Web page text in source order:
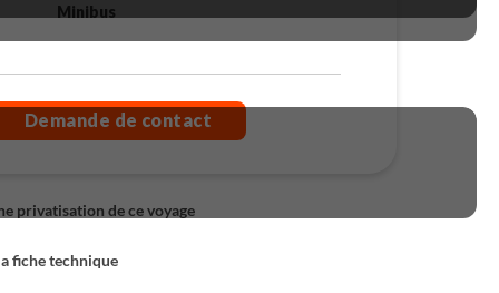
Minibus
Demande de contact
privatisation de ce voyage
fiche technique